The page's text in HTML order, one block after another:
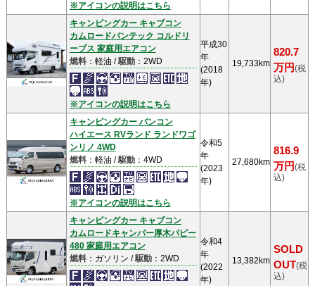
※アイコンの説明はこちら
キャンピングカー キャブコン
カムロードバンテック コルドリ
ーブス 家庭用エアコン
燃料：軽油 /駆動：2WD
※アイコンの説明はこちら
平成30
年
(2018
年)
19,733km
820.7
万円(税
込)
キャンピングカー バンコン
ハイエース RVランド ランドワゴ
ンリノ 4WD
燃料：軽油 /駆動：4WD
※アイコンの説明はこちら
令和5
年
(2023
年)
27,680km
816.9
万円(税
込)
キャンピングカー キャブコン
カムロードキャンパー厚木パピー
480 家庭用エアコン
燃料：ガソリン /駆動：2WD
令和4
年
(2022
年)
13,382km
SOLD
OUT(税
込)